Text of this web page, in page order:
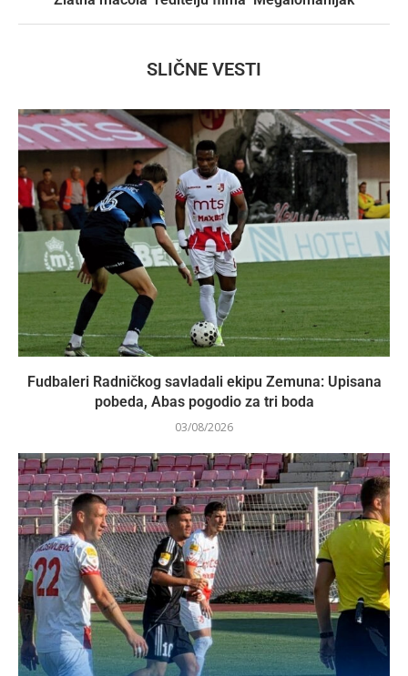
SLIČNE VESTI
Fudbaleri Radničkog savladali ekipu Zemuna: Upisana
pobeda, Abas pogodio za tri boda
03/08/2026